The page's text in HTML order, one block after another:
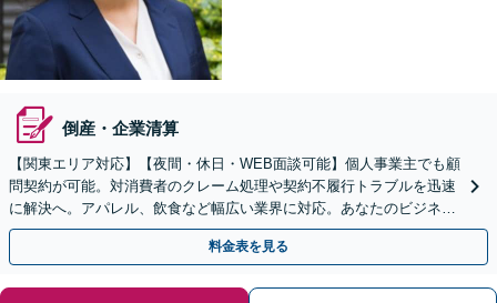
倒産・企業清算
【関東エリア対応】【夜間・休日・WEB面談可能】個人事業主でも顧
問契約が可能。対消費者のクレーム処理や契約不履行トラブルを迅速
に解決へ。アパレル、飲食など幅広い業界に対応。あなたのビジネス
の法的基盤を強固にサポートします。
料金表を見る